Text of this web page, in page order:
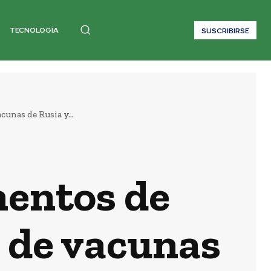
TECNOLOGÍA SUSCRIBIRSE
de Rusia y...
de
vacunas